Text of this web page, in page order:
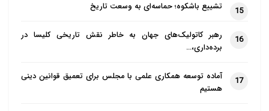
15 تشییع باشکوه؛ حماسه‌ای به وسعت تاریخ
16
رهبر کاتولیک‌های جهان به خاطر نقش تاریخی کلیسا در
برده‌داری،…
17
آماده توسعه همکاری علمی با مجلس برای تعمیق قوانین دینی
هستیم